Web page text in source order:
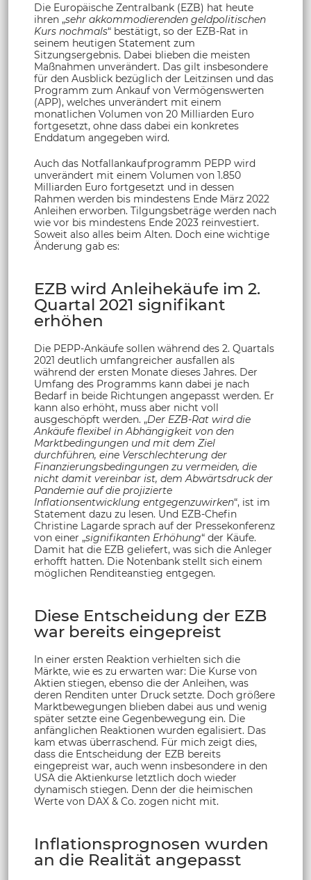
Die Europäische Zentralbank (EZB) hat heute
ihren „sehr akkommodierenden geldpolitischen
Kurs nochmals“ bestätigt, so der EZB-Rat in
seinem heutigen Statement zum
Sitzungsergebnis. Dabei blieben die meisten
Maßnahmen unverändert. Das gilt insbesondere
für den Ausblick bezüglich der Leitzinsen und das
Programm zum Ankauf von Vermögenswerten
(APP), welches unverändert mit einem
monatlichen Volumen von 20 Milliarden Euro
fortgesetzt, ohne dass dabei ein konkretes
Enddatum angegeben wird.
Auch das Notfallankaufprogramm PEPP wird
unverändert mit einem Volumen von 1.850
Milliarden Euro fortgesetzt und in dessen
Rahmen werden bis mindestens Ende März 2022
Anleihen erworben. Tilgungsbeträge werden nach
wie vor bis mindestens Ende 2023 reinvestiert.
Soweit also alles beim Alten. Doch eine wichtige
Änderung gab es:
EZB wird Anleihekäufe im 2.
Quartal 2021 signifikant
erhöhen
Die PEPP-Ankäufe sollen während des 2. Quartals
2021 deutlich umfangreicher ausfallen als
während der ersten Monate dieses Jahres. Der
Umfang des Programms kann dabei je nach
Bedarf in beide Richtungen angepasst werden. Er
kann also erhöht, muss aber nicht voll
ausgeschöpft werden. „Der EZB-Rat wird die
Ankäufe flexibel in Abhängigkeit von den
Marktbedingungen und mit dem Ziel
durchführen, eine Verschlechterung der
Finanzierungsbedingungen zu vermeiden, die
nicht damit vereinbar ist, dem Abwärtsdruck der
Pandemie auf die projizierte
Inflationsentwicklung entgegenzuwirken“, ist im
Statement dazu zu lesen. Und EZB-Chefin
Christine Lagarde sprach auf der Pressekonferenz
von einer „signifikanten Erhöhung“ der Käufe.
Damit hat die EZB geliefert, was sich die Anleger
erhofft hatten. Die Notenbank stellt sich einem
möglichen Renditeanstieg entgegen.
Diese Entscheidung der EZB
war bereits eingepreist
In einer ersten Reaktion verhielten sich die
Märkte, wie es zu erwarten war: Die Kurse von
Aktien stiegen, ebenso die der Anleihen, was
deren Renditen unter Druck setzte. Doch größere
Marktbewegungen blieben dabei aus und wenig
später setzte eine Gegenbewegung ein. Die
anfänglichen Reaktionen wurden egalisiert. Das
kam etwas überraschend. Für mich zeigt dies,
dass die Entscheidung der EZB bereits
eingepreist war, auch wenn insbesondere in den
USA die Aktienkurse letztlich doch wieder
dynamisch stiegen. Denn der die heimischen
Werte von DAX & Co. zogen nicht mit.
Inflationsprognosen wurden
an die Realität angepasst